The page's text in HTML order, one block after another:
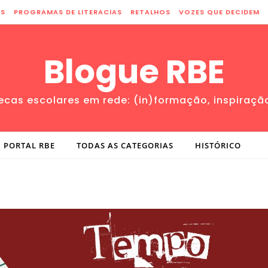
PROGRAMAS DE LITERACIAS RETALHOS VOZES QUE DECIDEM
Blogue RBE
escolares em rede: (in)formação,
PORTAL RBE TODAS AS CATEGORIAS HISTÓRICO